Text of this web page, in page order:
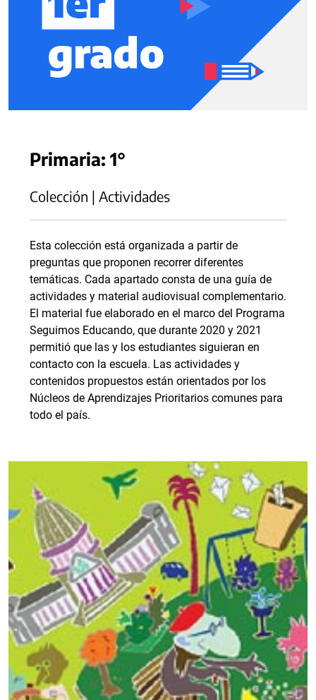
Primaria: 1°
Colección | Actividades
Esta colección está organizada a partir de
preguntas que proponen recorrer diferentes
temáticas. Cada apartado consta de una guía de
actividades y material audiovisual complementario.
El material fue elaborado en el marco del Programa
Seguimos Educando, que durante 2020 y 2021
permitió que las y los estudiantes siguieran en
contacto con la escuela. Las actividades y
contenidos propuestos están orientados por los
Núcleos de Aprendizajes Prioritarios comunes para
todo el país.